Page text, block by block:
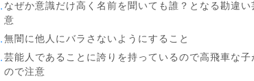
なぜか意識だけ高く名前を聞いても誰？となる勘違
意
無闇に他人にバラさないようにすること
芸能人であることに誇りを持っているので高飛車な子
ので注意